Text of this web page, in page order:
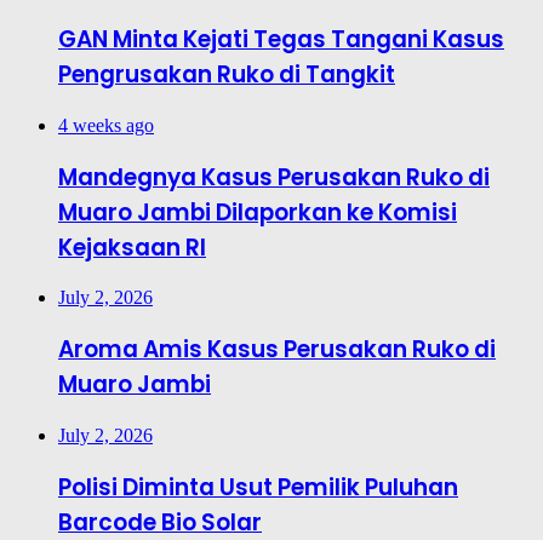
GAN Minta Kejati Tegas Tangani Kasus
Pengrusakan Ruko di Tangkit
4 weeks ago
Mandegnya Kasus Perusakan Ruko di
Muaro Jambi Dilaporkan ke Komisi
Kejaksaan RI
July 2, 2026
Aroma Amis Kasus Perusakan Ruko di
Muaro Jambi
July 2, 2026
Polisi Diminta Usut Pemilik Puluhan
Barcode Bio Solar